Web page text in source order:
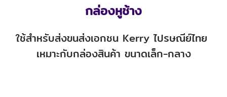
กล่องหูช้าง
ใช้สำหรับส่งขนส่งเอกชน Kerry ไปรษณีย์ไทย
เหมาะกับกล่องสินค้า ขนาดเล็ก-กลาง